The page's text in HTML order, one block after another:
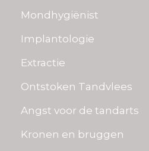
Mondhygiënist
Implantologie
Extractie
Ontstoken Tandvlees
Angst voor de tandarts
Kronen en bruggen